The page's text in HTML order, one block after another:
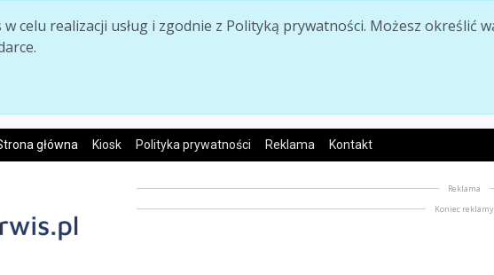
celu realizacji usług i zgodnie z Polityką prywatności. Możesz określić
główna Kiosk Polityka prywatności Reklama Kontakt
Reklama
Koniec reklamy